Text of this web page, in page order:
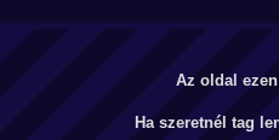
Az oldal
Ha szeretnél tag